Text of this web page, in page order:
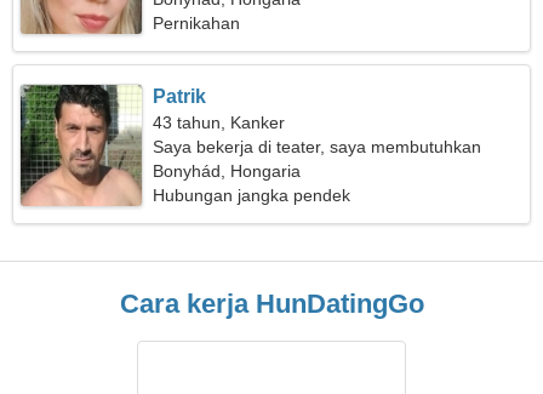
Pernikahan
Patrik
43 tahun, Kanker
Saya bekerja di teater, saya membutuhkan
wanita yang energik
Bonyhád, Hongaria
Hubungan jangka pendek
Cara kerja HunDatingGo